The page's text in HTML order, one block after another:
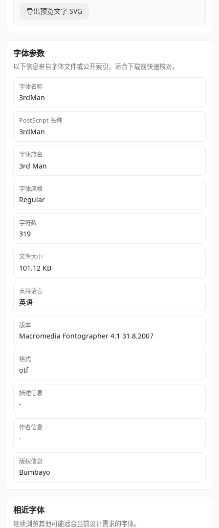
导出预览文字 SVG
字体参数
以下信息来自字体文件或公开索引，适合下载前快速核对。
字体名称
3rdMan
PostScript 名称
3rdMan
字体族名
3rd Man
字体风格
Regular
字符数
319
文件大小
101.12 KB
支持语言
英语
版本
Macromedia Fontographer 4.1 31.8.2007
格式
otf
描述信息
-
作者信息
-
版权信息
Bumbayo
相近字体
继续浏览其他可能适合当前设计需求的字体。